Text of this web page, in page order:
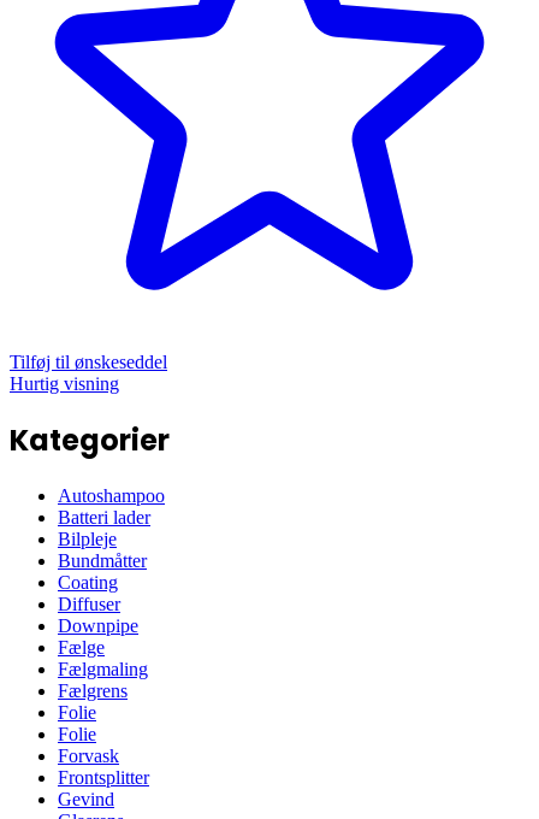
Tilføj til ønskeseddel
Hurtig visning
Kategorier
Autoshampoo
Batteri lader
Bilpleje
Bundmåtter
Coating
Diffuser
Downpipe
Fælge
Fælgmaling
Fælgrens
Folie
Folie
Forvask
Frontsplitter
Gevind